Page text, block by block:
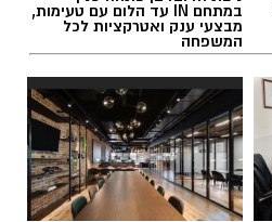
במתחם IN עד הלום עם טעימות,
מבצעי ענק ואטרקציות לכל
המשפחה